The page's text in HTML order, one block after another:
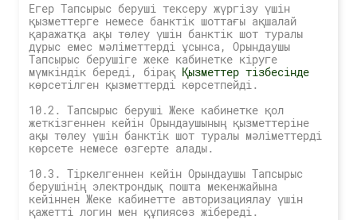
Егер Тапсырыс беруші тексеру жүргізу үшін
қызметтерге немесе банктік шоттағы ақшалай
қаражатқа ақы төлеу үшін банктік шот туралы
дұрыс емес мәліметтерді ұсынса, Орындаушы
Тапсырыс берушіге жеке кабинетке кіруге
мүмкіндік береді, бірақ Қызметтер тізбесінде
көрсетілген қызметтерді көрсетпейді.
10.2. Тапсырыс беруші Жеке кабинетке қол
жеткізгеннен кейін Орындаушының қызметтеріне
ақы төлеу үшін банктік шот туралы мәліметтерді
көрсете немесе өзгерте алады.
10.3. Тіркелгеннен кейін Орындаушы Тапсырыс
берушінің электрондық пошта мекенжайына
кейіннен Жеке кабинетте авторизациялау үшін
қажетті логин мен құпиясөз жібереді.